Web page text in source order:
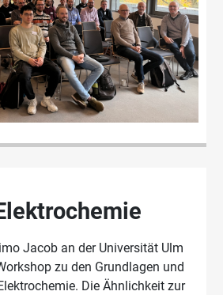
Jacob an der Universität Ulm
zu den Grundlagen und
Die Ähnlichkeit zur